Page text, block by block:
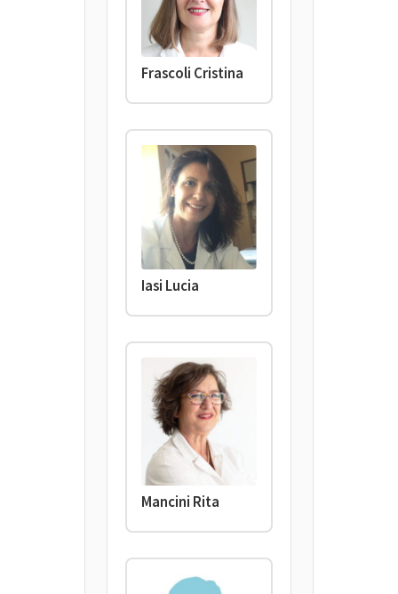
Frascoli Cristina
Iasi Lucia
Mancini Rita